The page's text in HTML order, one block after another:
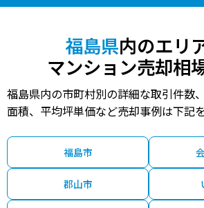
福島県内のエリ
マンション売却相
福島県内の市町村別の詳細な取引件数
面積、平均坪単価など売却事例は下記
福島市
郡山市